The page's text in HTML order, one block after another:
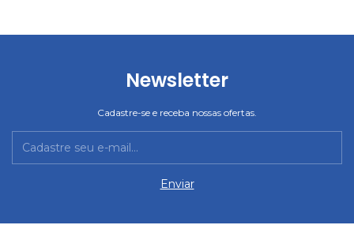
Newsletter
Cadastre-se e receba nossas ofertas.